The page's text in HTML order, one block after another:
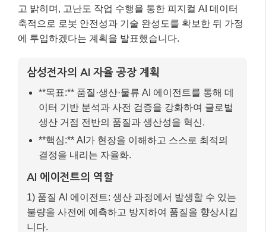
고 밝히며, 고난도 작업 수행을 통한 피지컬 AI 데이터
축적으로 로봇 안전성과 기술 완성도를 확보한 뒤 가정
에 투입하겠다는 계획을 발표했습니다.
삼성전자의 AI 자율 공장 계획
**목표:** 품질·생산·물류 AI 에이전트를 통해 데
이터 기반 분석과 사전 검증을 강화하여 글로벌
생산 거점 전반의 품질과 생산성을 혁신.
**핵심:** AI가 현장을 이해하고 스스로 최적의
결정을 내리는 자율화.
AI 에이전트의 역할
1) 품질 AI 에이전트: 생산 과정에서 발생할 수 있는
불량을 사전에 예측하고 방지하여 품질을 향상시킵
니다.